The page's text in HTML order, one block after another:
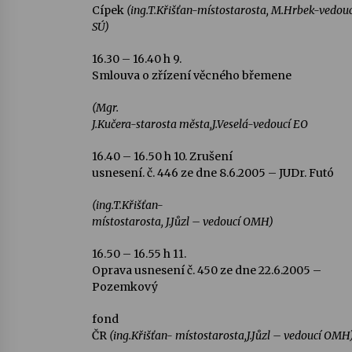
Cípek (ing.T.Křišťan-místostarosta, M.Hrbek-
SÚ)
16.30 – 16.40 h 9.
Smlouva o zřízení věcného břemene
(Mgr.
J.Kučera-starosta města,J.Veselá-vedoucí EO
16.40 – 16.50 h 10.Zrušení
usnesení. č. 446 ze dne 8.6.2005 – JUDr. Futó
(ing.T.Křišťan-
místostarosta, J.Jůzl – vedoucí OMH)
16.50 – 16.55 h 11.
Oprava usneseníč. 450 ze dne 22.6.2005 –
Pozemkový
fond
ČR (ing.Křišťan- místostarosta,J.Jůzl – vedoucí